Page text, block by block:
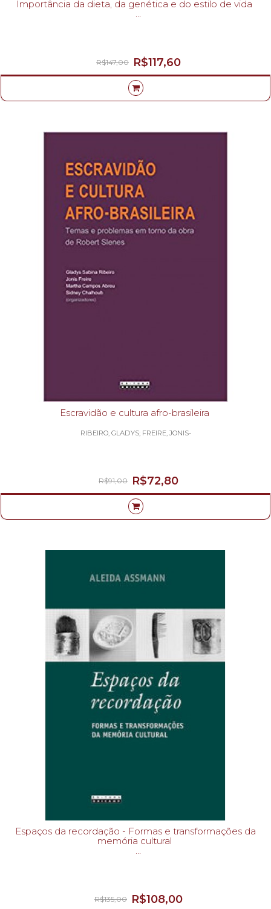
Importância da dieta, da genética e do estilo de vida
R$117,60
R$147,00
Escravidão e cultura afro-brasileira
RIBEIRO, GLADYS; FREIRE, JONIS-
R$72,80
R$91,00
Espaços da recordação - Formas e transformações da
memória cultural
R$108,00
R$135,00